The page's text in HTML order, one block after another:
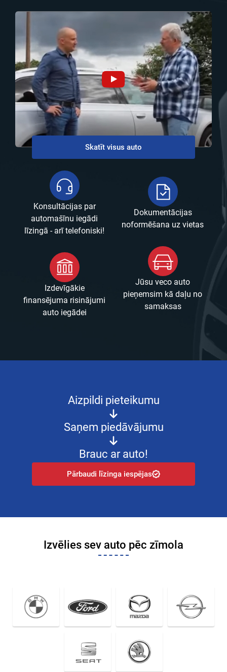
Dokumentācijas
noformēšana uz vietas
Jūsu veco auto
pieņemsim kā daļu no
samaksas
Skatīt visus auto
Konsultācijas par
automašīnu iegādi
līzingā - arī telefoniski!
Izdevīgākie
finansējuma risinājumi
auto iegādei
Aizpildi pieteikumu
Saņem piedāvājumu
Brauc ar auto!
Pārbaudi līzinga iespējas
Izvēlies sev auto pēc zīmola